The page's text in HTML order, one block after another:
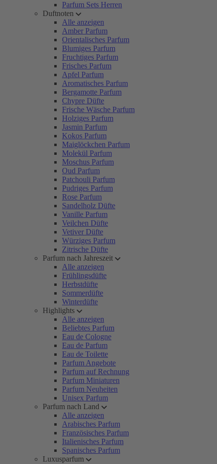
Parfum Sets Herren
Duftnoten
Alle anzeigen
Amber Parfum
Orientalisches Parfum
Blumiges Parfum
Fruchtiges Parfum
Frisches Parfum
Apfel Parfum
Aromatisches Parfum
Bergamotte Parfum
Chypre Düfte
Frische Wäsche Parfum
Holziges Parfum
Jasmin Parfum
Kokos Parfum
Maiglöckchen Parfum
Molekül Parfum
Moschus Parfum
Oud Parfum
Patchouli Parfum
Pudriges Parfum
Rose Parfum
Sandelholz Düfte
Vanille Parfum
Veilchen Düfte
Vetiver Düfte
Würziges Parfum
Zitrische Düfte
Parfum nach Jahreszeit
Alle anzeigen
Frühlingsdüfte
Herbstdüfte
Sommerdüfte
Winterdüfte
Highlights
Alle anzeigen
Beliebtes Parfum
Eau de Cologne
Eau de Parfum
Eau de Toilette
Parfum Angebote
Parfum auf Rechnung
Parfum Miniaturen
Parfum Neuheiten
Unisex Parfum
Parfum nach Land
Alle anzeigen
Arabisches Parfum
Französisches Parfum
Italienisches Parfum
Spanisches Parfum
Luxusparfum